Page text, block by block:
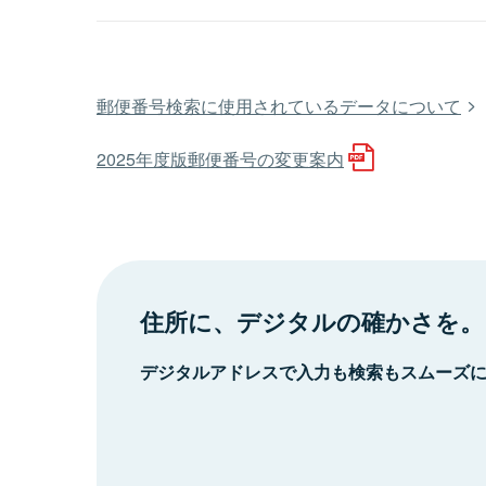
郵便番号検索に使用されているデータについて
2025年度版郵便番号の変更案内
住所に、デジタルの確かさを。
デジタルアドレスで入力も検索もスムーズ